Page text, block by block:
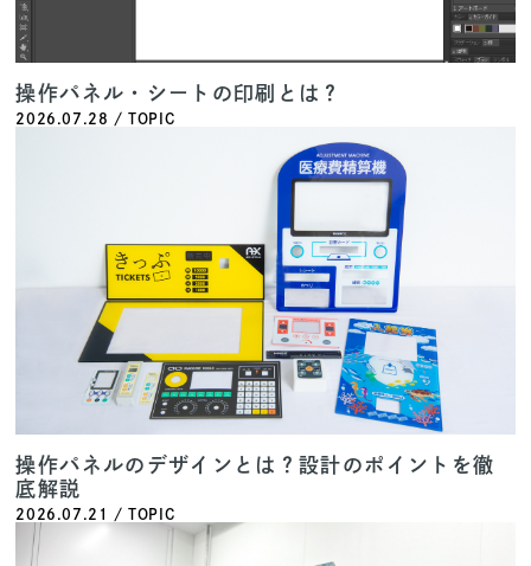
操作パネル・シートの印刷とは？
2026.07.28 / TOPIC
操作パネルのデザインとは？設計のポイントを徹
底解説
2026.07.21 / TOPIC